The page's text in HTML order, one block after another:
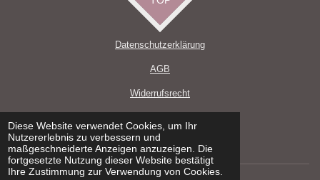
Diese Website verwendet Cookies, um Ihr
Nutzererlebnis zu verbessern und
maßgeschneiderte Anzeigen anzuzeigen. Die
fortgesetzte Nutzung dieser Website bestätigt
Ihre Zustimmung zur Verwendung von Cookies.
Datenschutzerklärung
AGB
Widerrufsrecht
Versand und Zahlungsbedingungen
© 2021 - 2026 DeWi Handmade